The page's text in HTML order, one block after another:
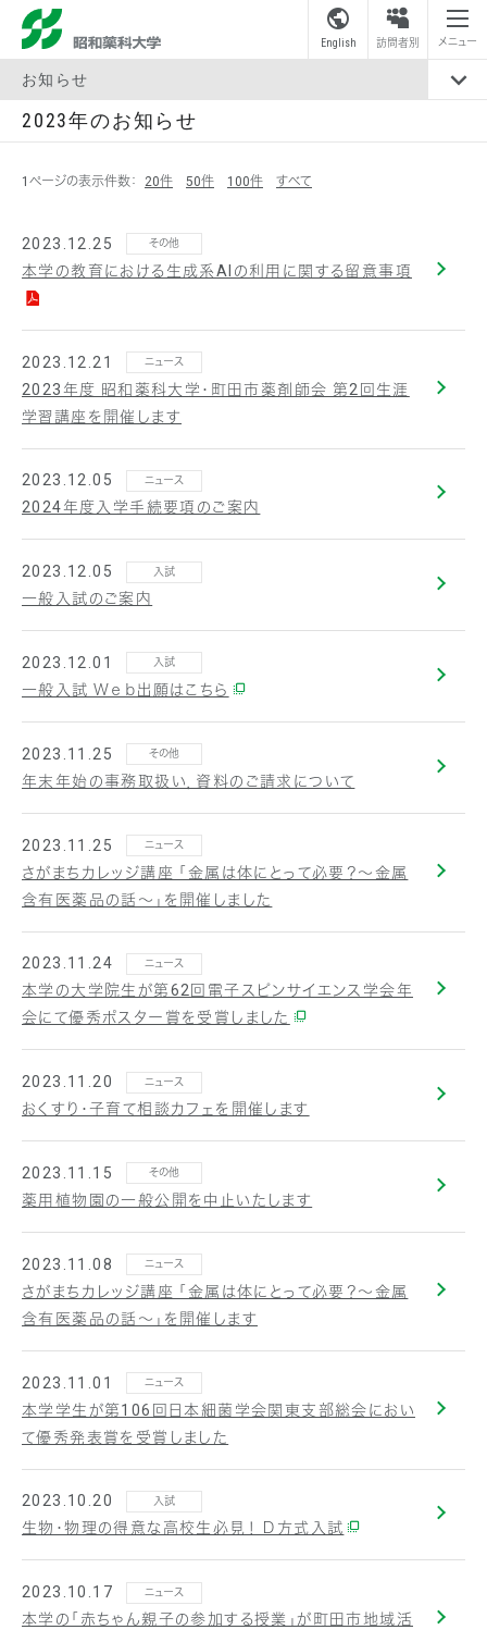
English 訪問者別 メニュー
2023年のお知らせ
1ページの表示件数： 20件 50件 100件 すべて
2023.12.25 その他
本学の教育における生成系AIの利用に関する留意事項
2023.12.21 ニュース
2023年度 昭和薬科大学・町田市薬剤師会 第2回生涯
学習講座を開催します
2023.12.05 ニュース
2024年度入学手続要項のご案内
2023.12.05 入試
一般入試のご案内
2023.12.01 入試
一般入試 Ｗｅｂ出願はこちら
2023.11.25 その他
年末年始の事務取扱い，資料のご請求について
2023.11.25 ニュース
さがまちカレッジ講座 「金属は体にとって必要？～金属
含有医薬品の話～」を開催しました
2023.11.24 ニュース
本学の大学院生が第62回電子スピンサイエンス学会年
会にて優秀ポスター賞を受賞しました
2023.11.20 ニュース
おくすり・子育て相談カフェを開催します
2023.11.15 その他
薬用植物園の一般公開を中止いたします
2023.11.08 ニュース
さがまちカレッジ講座 「金属は体にとって必要？～金属
含有医薬品の話～」を開催します
2023.11.01 ニュース
本学学生が第106回日本細菌学会関東支部総会におい
て優秀発表賞を受賞しました
2023.10.20 入試
生物・物理の得意な高校生必見！ Ｄ方式入試
2023.10.17 ニュース
本学の「赤ちゃん親子の参加する授業」が町田市地域活
お知らせ